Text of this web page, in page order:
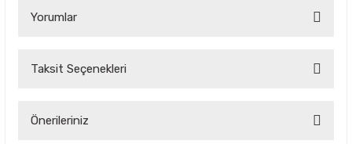
Yorumlar
Bu ürüne ilk yorumu siz yapın!
Taksit Seçenekleri
Önerileriniz